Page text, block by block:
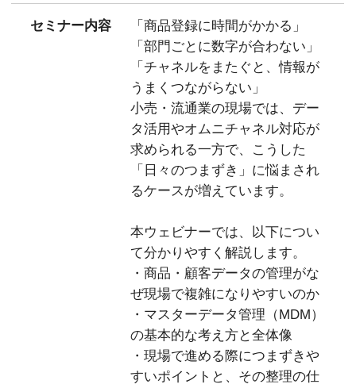
セミナー内容
「商品登録に時間がかかる」
「部門ごとに数字が合わない」
「チャネルをまたぐと、情報が
うまくつながらない」
小売・流通業の現場では、デー
タ活用やオムニチャネル対応が
求められる一方で、こうした
「日々のつまずき」に悩まされ
るケースが増えています。
本ウェビナーでは、以下につい
て分かりやすく解説します。
・商品・顧客データの管理がな
ぜ現場で複雑になりやすいのか
・マスターデータ管理（MDM）
の基本的な考え方と全体像
・現場で進める際につまずきや
すいポイントと、その整理の仕